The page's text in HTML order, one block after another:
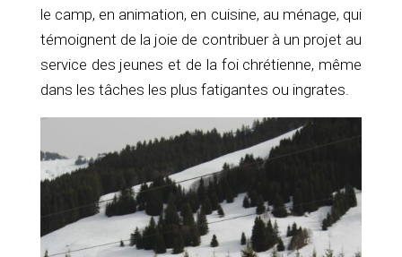
le camp, en animation, en cuisine, au ménage, qui
témoignent de la joie de contribuer à un projet au
service des jeunes et de la foi chrétienne, même
dans les tâches les plus fatigantes ou ingrates.